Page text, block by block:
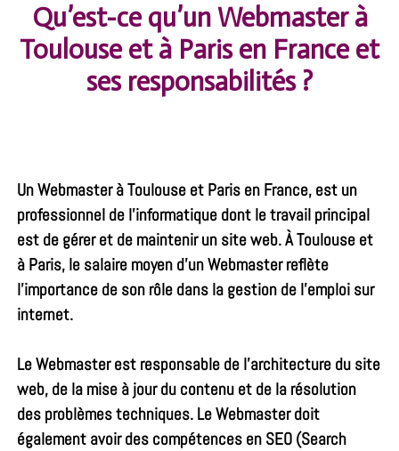
Qu’est-ce qu’un Webmaster à
Toulouse et à Paris en France et
ses responsabilités ?
UnWebmaster à Toulouseet Paris en France, est un
professionnel de l’informatique dont le travail principal
est de gérer et de maintenir un site web. À Toulouse et
à Paris, le salaire moyen d’un Webmaster reflète
l’importance de son rôle dans la gestion de l’emploi sur
internet.
Le Webmaster est responsable de l’architecture du site
web, de la mise à jour du contenu et de la résolution
des problèmes techniques. Le Webmaster doit
également avoir des compétences en SEO (Search